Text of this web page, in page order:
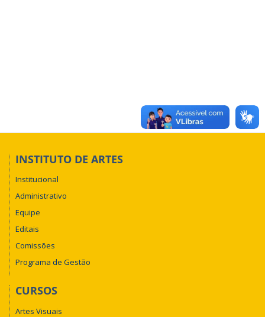
INSTITUTO DE ARTES
Institucional
Administrativo
Equipe
Editais
Comissões
Programa de Gestão
CURSOS
Artes Visuais